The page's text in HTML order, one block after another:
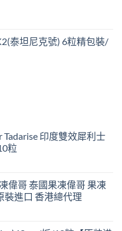
泰坦尼克號) 6粒精包裝/
印度雙效犀利士
粒
偉哥 泰國果凍偉哥 果凍
裝進口 香港總代理